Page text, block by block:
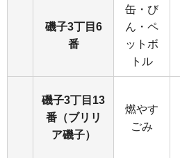
磯子3丁目6
番
缶・び
ん・ペ
ットボ
トル
磯子3丁目13
番（ブリリ
ア磯子）
燃やす
ごみ